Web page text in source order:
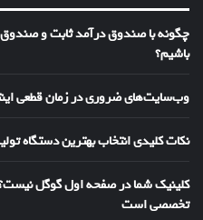
چگونه با صندوق درآمد ثابت و
باشیم؟
وب‌سایت‌های ضروری در زمان قطعی
نکات کلیدی انتخاب بهترین دستگاه
کلینیک شما در صفحه اول گوگل
تخصصی است